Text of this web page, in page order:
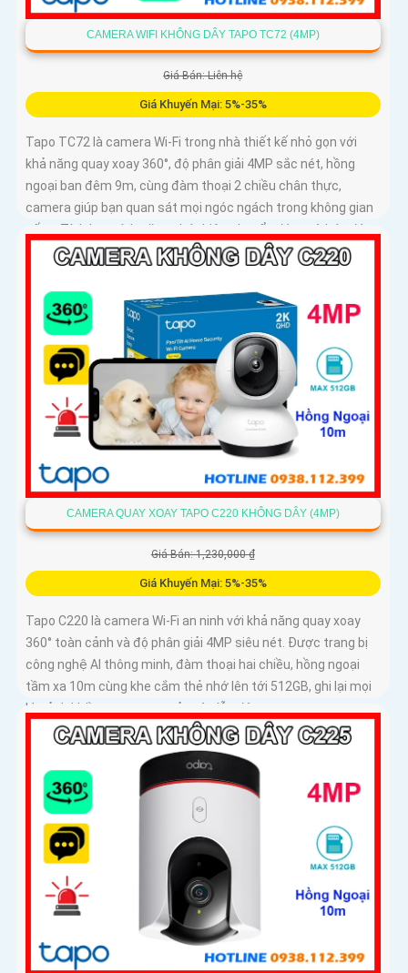
CAMERA WIFI KHÔNG DÂY TAPO TC72 (4MP)
Giá Bán: Liên hệ
Giá Khuyến Mại: 5%-35%
Tapo TC72 là camera Wi-Fi trong nhà thiết kế nhỏ gọn với
khả năng quay xoay 360°, độ phân giải 4MP sắc nét, hồng
ngoại ban đêm 9m, cùng đàm thoại 2 chiều chân thực,
camera giúp bạn quan sát mọi ngóc ngách trong không gian
sống. Tích hợp tính năng phát hiện chuyển động và báo động
thông minh, cùng khe thẻ nhớ hỗ trợ đến 512GB, Tapo TC72
CAMERA QUAY XOAY TAPO C220 KHÔNG DÂY (4MP)
Giá Bán: 1,230,000 ₫
Giá Khuyến Mại: 5%-35%
Tapo C220 là camera Wi-Fi an ninh với khả năng quay xoay
360° toàn cảnh và độ phân giải 4MP siêu nét. Được trang bị
công nghệ AI thông minh, đàm thoại hai chiều, hồng ngoại
tầm xa 10m cùng khe cắm thẻ nhớ lên tới 512GB, ghi lại mọi
khoảnh khắc quan trọng cả ngày lẫn đêm